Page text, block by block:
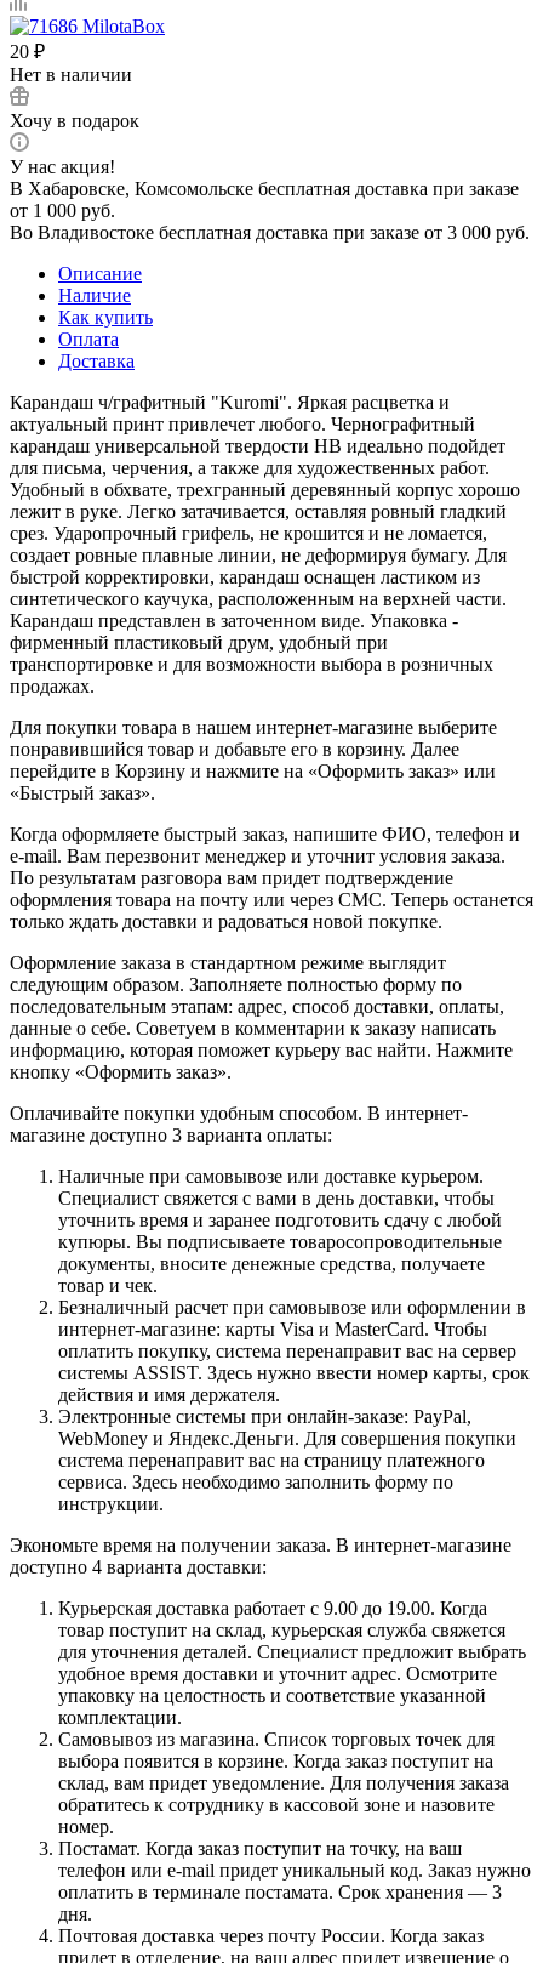
20 ₽
Нет в наличии
Хочу в подарок
У нас акция!
В Хабаровске, Комсомольске бесплатная доставка при заказе
от 1 000 руб.
Во Владивостоке бесплатная доставка при заказе от 3 000 руб.
Описание
Наличие
Как купить
Оплата
Доставка
Карандаш ч/графитный "Kuromi". Яркая расцветка и
актуальный принт привлечет любого. Чернографитный
карандаш универсальной твердости HB идеально подойдет
для письма, черчения, а также для художественных работ.
Удобный в обхвате, трехгранный деревянный корпус хорошо
лежит в руке. Легко затачивается, оставляя ровный гладкий
срез. Ударопрочный грифель, не крошится и не ломается,
создает ровные плавные линии, не деформируя бумагу. Для
быстрой корректировки, карандаш оснащен ластиком из
синтетического каучука, расположенным на верхней части.
Карандаш представлен в заточенном виде. Упаковка -
фирменный пластиковый друм, удобный при
транспортировке и для возможности выбора в розничных
продажах.
Для покупки товара в нашем интернет-магазине выберите
понравившийся товар и добавьте его в корзину. Далее
перейдите в Корзину и нажмите на «Оформить заказ» или
«Быстрый заказ».
Когда оформляете быстрый заказ, напишите ФИО, телефон и
e-mail. Вам перезвонит менеджер и уточнит условия заказа.
По результатам разговора вам придет подтверждение
оформления товара на почту или через СМС. Теперь останется
только ждать доставки и радоваться новой покупке.
Оформление заказа в стандартном режиме выглядит
следующим образом. Заполняете полностью форму по
последовательным этапам: адрес, способ доставки, оплаты,
данные о себе. Советуем в комментарии к заказу написать
информацию, которая поможет курьеру вас найти. Нажмите
кнопку «Оформить заказ».
Оплачивайте покупки удобным способом. В интернет-
магазине доступно 3 варианта оплаты:
Наличные при самовывозе или доставке курьером.
Специалист свяжется с вами в день доставки, чтобы
уточнить время и заранее подготовить сдачу с любой
купюры. Вы подписываете товаросопроводительные
документы, вносите денежные средства, получаете
товар и чек.
Безналичный расчет при самовывозе или оформлении в
интернет-магазине: карты Visa и MasterCard. Чтобы
оплатить покупку, система перенаправит вас на сервер
системы ASSIST. Здесь нужно ввести номер карты, срок
действия и имя держателя.
Электронные системы при онлайн-заказе: PayPal,
WebMoney и Яндекс.Деньги. Для совершения покупки
система перенаправит вас на страницу платежного
сервиса. Здесь необходимо заполнить форму по
инструкции.
Экономьте время на получении заказа. В интернет-магазине
доступно 4 варианта доставки:
Курьерская доставка работает с 9.00 до 19.00. Когда
товар поступит на склад, курьерская служба свяжется
для уточнения деталей. Специалист предложит выбрать
удобное время доставки и уточнит адрес. Осмотрите
упаковку на целостность и соответствие указанной
комплектации.
Самовывоз из магазина. Список торговых точек для
выбора появится в корзине. Когда заказ поступит на
склад, вам придет уведомление. Для получения заказа
обратитесь к сотруднику в кассовой зоне и назовите
номер.
Постамат. Когда заказ поступит на точку, на ваш
телефон или e-mail придет уникальный код. Заказ нужно
оплатить в терминале постамата. Срок хранения — 3
дня.
Почтовая доставка через почту России. Когда заказ
придет в отделение, на ваш адрес придет извещение о